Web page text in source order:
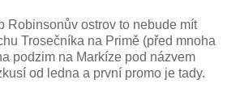
Robinsonův ostrov to nebude mít
Trosečníka na Primě (před mnoha
podzim na Markíze pod názvem
od ledna a první promo je tady.